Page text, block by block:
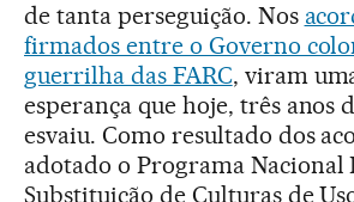
de tanta perseguição. Nos
firmados entre o Governo
guerrilha das FARC, viram
esperança que hoje, três anos
esvaiu. Como resultado dos
adotado o Programa
Substituição de Culturas de